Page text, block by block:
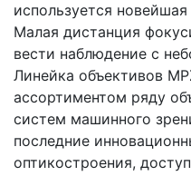
используется
Малая дистанция
вести наблюдение с
Линейка объективов
ассортиментом ряду
систем машинного
последние
оптикостроения,